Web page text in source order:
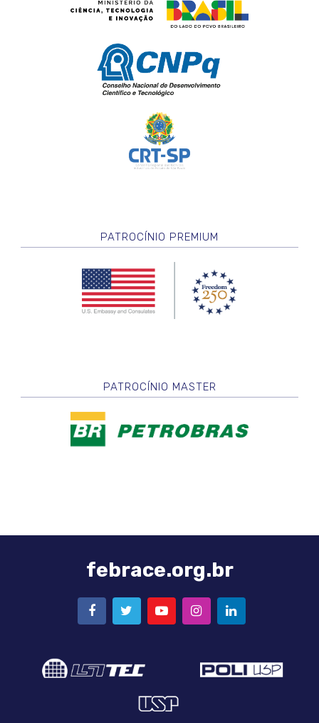
PATROCÍNIO PREMIUM
PATROCÍNIO MASTER
febrace.org.br
FACEBOOK
TWITTERYOUTUBEINSTAGRAM
LINKEDIN
LSI-
Logo
Poli-
Logo
USP